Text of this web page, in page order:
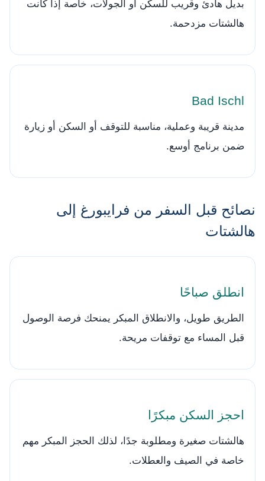
بديل هادئ وقريب للسكن أو الجولات، خاصة إذا كانت
هالشتات مزدحمة.
Bad Ischl
مدينة قريبة وعملية، مناسبة للتوقف أو السكن أو زيارة
ضمن برنامج أوسع.
نصائح قبل السفر من فرايبورغ إلى
هالشتات
انطلق صباحًا
الطريق طويل، والانطلاق المبكر يمنحك فرصة الوصول
قبل المساء مع توقفات مريحة.
احجز السكن مبكرًا
هالشتات صغيرة ومطلوبة جدًا، لذلك الحجز المبكر مهم
خاصة في الصيف والعطلات.